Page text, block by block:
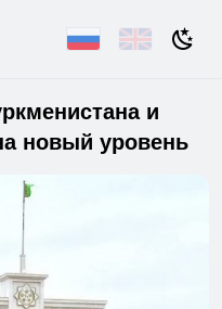
и
новый уровень